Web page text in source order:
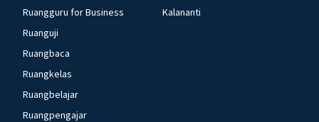
Ruangguru for Business
Ruanguji
Ruangbaca
Ruangkelas
Ruangbelajar
Ruangpengajar
Kalananti